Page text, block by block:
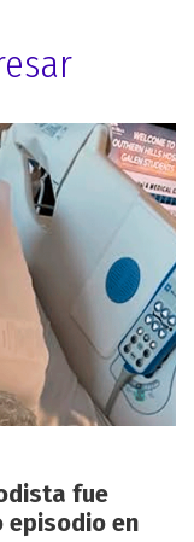
fue
episodio en